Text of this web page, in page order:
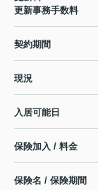
更新事務手数料
契約期間
現況
入居可能日
保険加入 / 料金
保険名 / 保険期間